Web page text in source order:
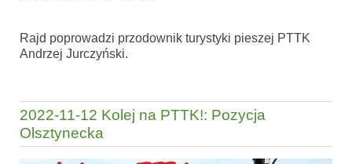
Rajd poprowadzi przodownik turystyki pieszej PTTK
Andrzej Jurczyński.
2022-11-12 Kolej na PTTK!: Pozycja
Olsztynecka